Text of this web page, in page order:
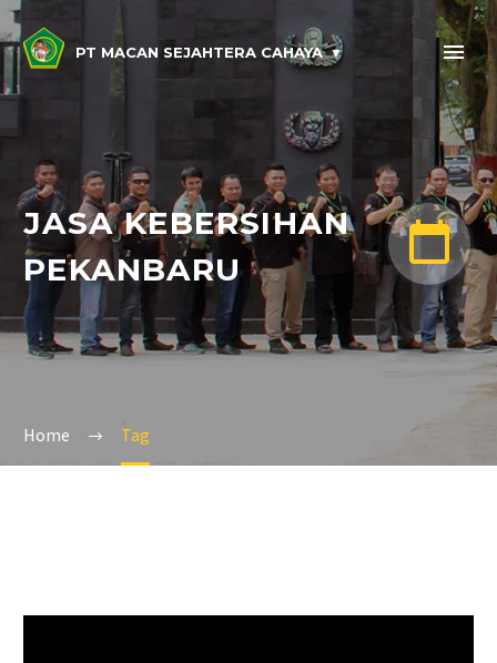
PT MACAN SEJAHTERA CAHAYA


JASA KEBERSIHAN
PEKANBARU
Home Tag